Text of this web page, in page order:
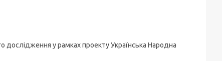
дослідження у рамках проекту Українська Народна